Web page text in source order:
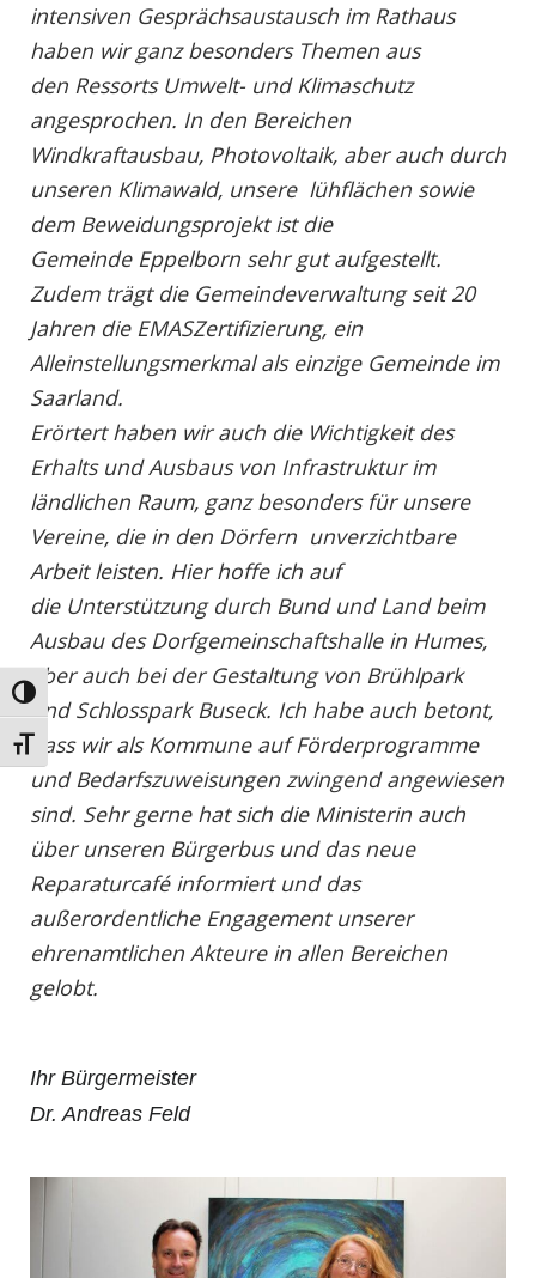
Umschalten auf hohe Kontraste
Schrift vergrößern
intensiven Gesprächsaustausch im Rathaus
haben wir ganz besonders Themen aus
den Ressorts Umwelt- und Klimaschutz
angesprochen. In den Bereichen
Windkraftausbau, Photovoltaik, aber auch durch
unseren Klimawald, unsere lühflächen sowie
dem Beweidungsprojekt ist die
Gemeinde Eppelborn sehr gut aufgestellt.
Zudem trägt die Gemeindeverwaltung seit 20
Jahren die EMASZertifizierung, ein
Alleinstellungsmerkmal als einzige Gemeinde im
Saarland.
Erörtert haben wir auch die Wichtigkeit des
Erhalts und Ausbaus von Infrastruktur im
ländlichen Raum, ganz besonders für unsere
Vereine, die in den Dörfern unverzichtbare
Arbeit leisten. Hier hoffe ich auf
die Unterstützung durch Bund und Land beim
Ausbau des Dorfgemeinschaftshalle in Humes,
aber auch bei der Gestaltung von Brühlpark
und Schlosspark Buseck. Ich habe auch betont,
dass wir als Kommune auf Förderprogramme
und Bedarfszuweisungen zwingend angewiesen
sind. Sehr gerne hat sich die Ministerin auch
über unseren Bürgerbus und das neue
Reparaturcafé informiert und das
außerordentliche Engagement unserer
ehrenamtlichen Akteure in allen Bereichen
gelobt.
Ihr Bürgermeister
Dr. Andreas Feld